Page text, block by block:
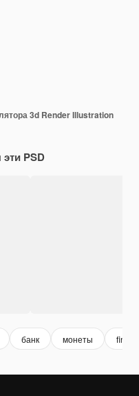
3d Render Illustration
PSD
банк монеты